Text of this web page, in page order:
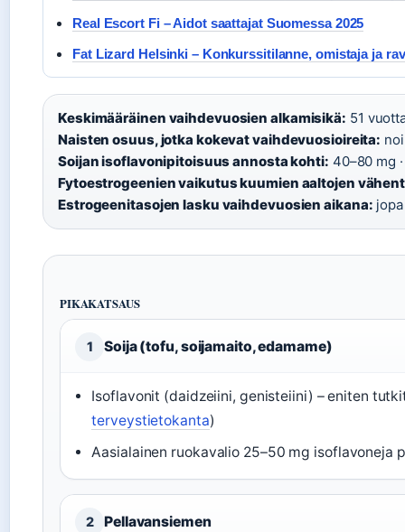
Real Escort Fi – Aidot saattajat Suomessa 2025
Fat Lizard Helsinki – Konkurssitilanne, omistaja ja
Keskimääräinen vaihdevuosien alkamisikä: 51
Naisten osuus, jotka kokevat vaihdevuosioireita:
Soijan isoflavonipitoisuus annosta kohti: 40–80 mg ·
Fytoestrogeenien vaikutus kuumien aaltojen
Estrogeenitasojen lasku vaihdevuosien aikana:
PIKAKATSAUS
1 Soija (tofu, soijamaito, edamame)
Isoflavonit (daidzeiini, genisteiini) – eniten
terveystietokanta)
Aasialainen ruokavalio 25–50 mg isoflavoneja
2 Pellavansiemen